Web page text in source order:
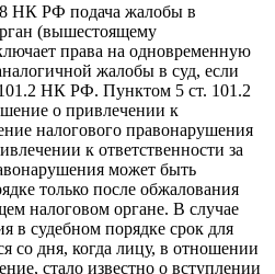
НК РФ подача жалобы в
(вышестоящему
права на одновременную
жалобы в суд, если
НК РФ. Пунктом 5 ст. 101.2
о привлечении к
налогового правонарушения
к ответственности за
может быть
только после обжалования
налоговом органе. В случае
в судебном порядке срок для
со дня, когда лицу, в отношении
стало известно о вступлении